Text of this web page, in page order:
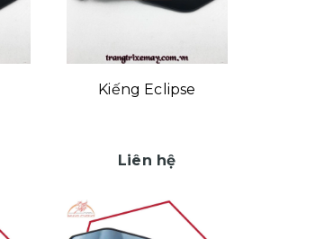
Kiếng Eclipse
Liên hệ